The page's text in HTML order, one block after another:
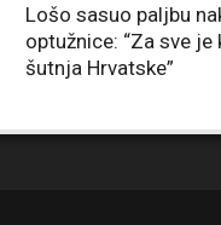
Lošo sasuo paljbu
optužnice: “Za sve je
šutnja Hrvatske”